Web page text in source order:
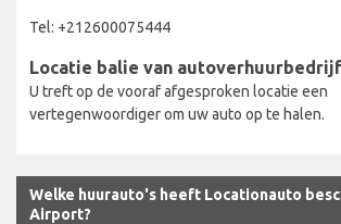
Tel: +212600075444
Locatie balie van
U treft op de vooraf afgesproken locatie een
vertegenwoordiger om uw auto op te halen.
Welke huurauto's heeft Locationauto
Airport?